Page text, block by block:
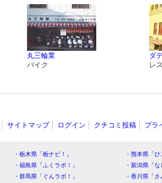
丸三輪業
バイク
ダ
レ
サイトマップ ログイン クチコミ投稿 プラ
・栃木県「栃ナビ！」
・熊本県「
・福島県「ふくラボ！」
・新潟県「
・群馬県「ぐんラボ！」
・香川県「